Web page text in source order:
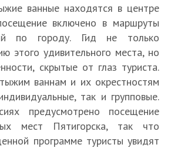
ванные находятся в центре
включено в маршруты
по городу. Гид не только
этого удивительного места, но
скрытые от глаз туриста.
ваннам и их окрестностям
так и групповые.
предусмотрено посещение
мест Пятигорска, так что
программе туристы увидят